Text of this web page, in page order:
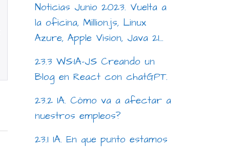
Noticias Junio 2023. Vuelta a
la oficina, Million.js, Linux
Azure, Apple Vision, Java 21…
23.3 WS:IA-JS Creando un
Blog en React con chatGPT.
23.2 IA. Cómo va a afectar a
nuestros empleos?
23.1 IA. En que punto estamos